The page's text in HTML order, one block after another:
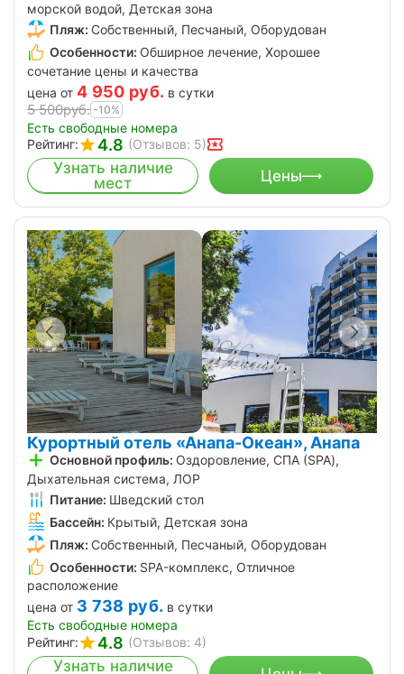
морской водой, Детская зона
Пляж: Собственный, Песчаный, Оборудован
Особенности: Обширное лечение, Хорошее
сочетание цены и качества
цена от 4 950 руб. в сутки
5 500руб. -10%
Есть свободные номера
Рейтинг:
4.8 (Отзывов: 5)
Узнать наличие
мест
Цены
Курортный отель «Анапа-Океан», Анапа
Основной профиль: Оздоровление, СПА (SPA),
Дыхательная система, ЛОР
Питание: Шведский стол
Бассейн: Крытый, Детская зона
Пляж: Собственный, Песчаный, Оборудован
Особенности: SPA-комплекс, Отличное
расположение
цена от 3 738 руб. в сутки
Есть свободные номера
Рейтинг:
4.8 (Отзывов: 4)
Узнать наличие